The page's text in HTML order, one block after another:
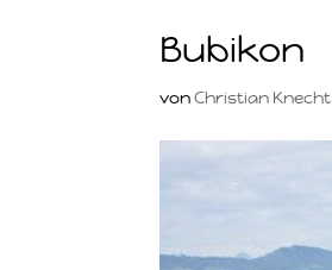
Bubikon
vonChristian Knecht